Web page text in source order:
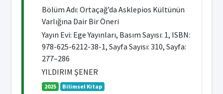
Bölüm Adı: Ortaçağ’da Asklepios Kültünün
Varlığına Dair Bir Öneri
Yayın Evi: Ege Yayınları, Basım Sayısı: 1, ISBN:
978-625-6212-38-1, Sayfa Sayısı: 310, Sayfa:
277–286
YILDIRIM ŞENER
2025 Bilimsel Kitap